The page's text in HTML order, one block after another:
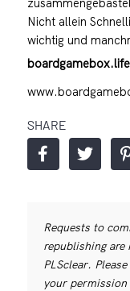
Nicht allein
wichtig und
boardgamebox.life
SHARE
Requests to
republishing are
PLSclear.
your permission